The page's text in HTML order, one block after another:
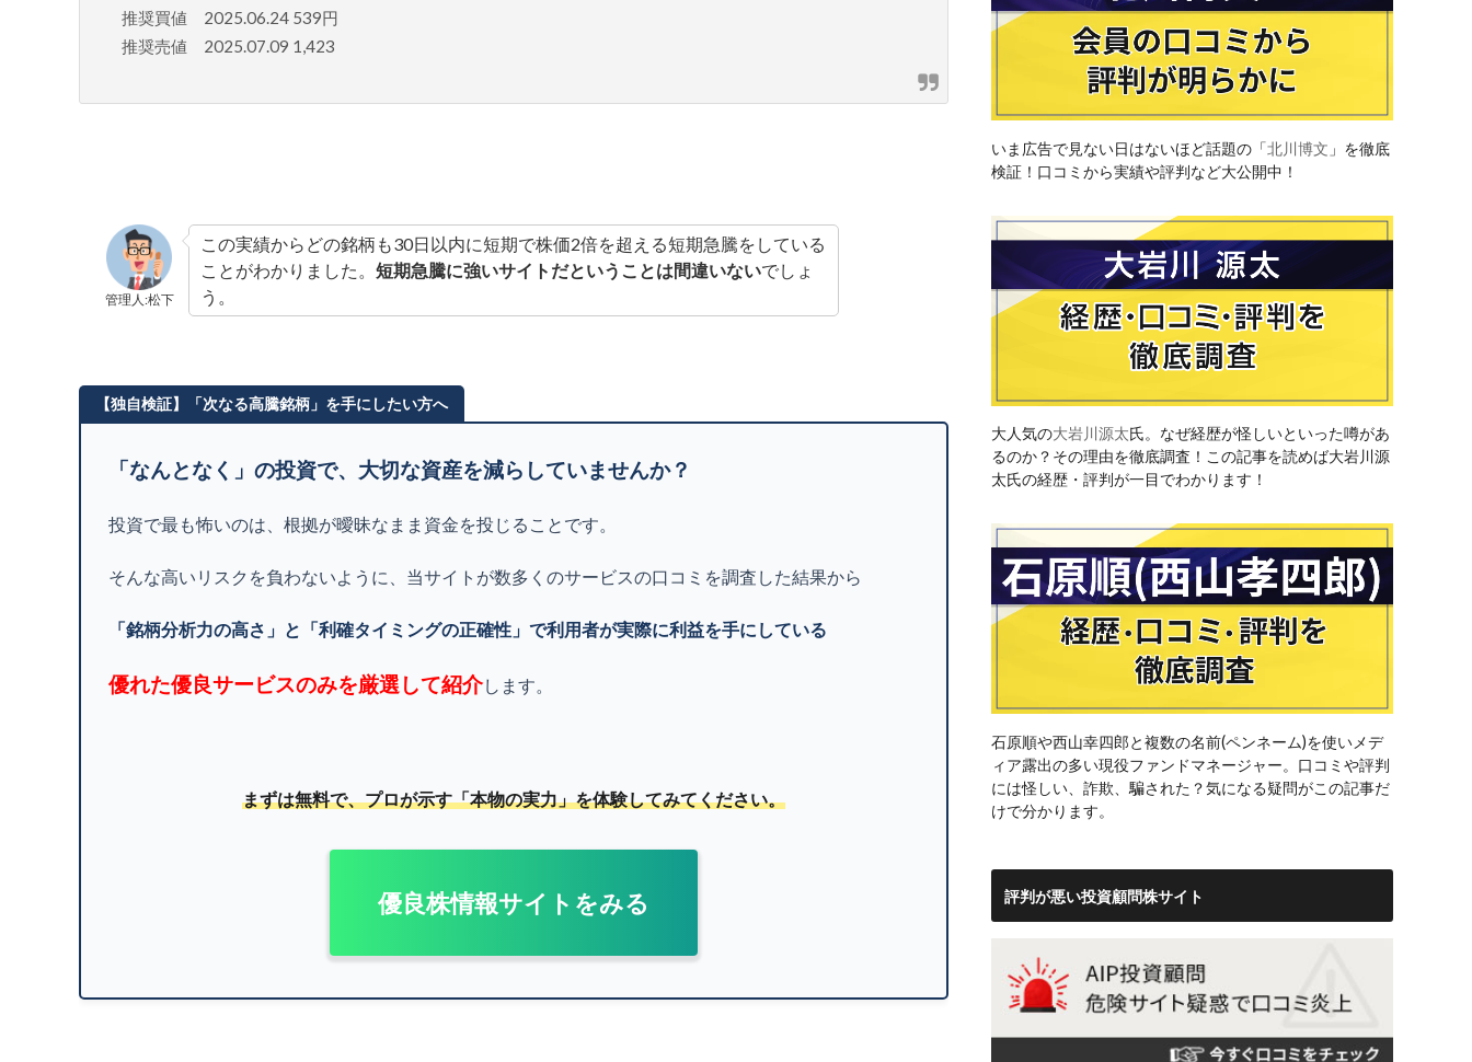
推奨買値 2025.06.24 539円
推奨売値 2025.07.09 1,423
管理人:松下
この実績からどの銘柄も30日以内に短期で株価2倍を超える短期急騰をしている
ことがわかりました。 短期急騰に強いサイトだということは間違いないでしょ
う。
【独自検証】「次なる高騰銘柄」を手にしたい方へ
「なんとなく」の投資で、大切な資産を減らしていませんか？
投資で最も怖いのは、根拠が曖昧なまま資金を投じることです。
そんな高いリスクを負わないように、当サイトが数多くのサービスの口コミを調査した結果から
「銘柄分析力の高さ」と「利確タイミングの正確性」で利用者が実際に利益を手にしている
優れた優良サービスのみを厳選して紹介します。
まずは無料で、プロが示す「本物の実力」を体験してみてください。
優良株情報サイトをみる
いま広告で見ない日はないほど話題の「北川博文 」を徹底
検証！口コミから実績や評判など大公開中！
大人気の大岩川源太氏。なぜ経歴が怪しいといった噂があ
るのか？その理由を徹底調査！この記事を読めば大岩川源
太氏の経歴・評判が一目でわかります！
石原順や西山幸四郎と複数の名前(ペンネーム)を使いメデ
ィア露出の多い現役ファンドマネージャー。口コミや評判
には怪しい、詐欺、騙された？気になる疑問がこの記事だ
けで分かります。
評判が悪い投資顧問株サイト